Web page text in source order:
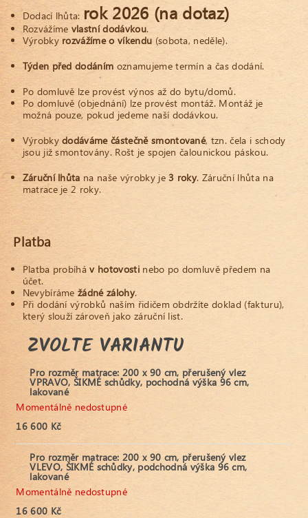
Dodací lhůta: rok 2026 (na dotaz)
Rozvážímevlastní dodávkou.
Výrobkyrozvážíme o víkendu (sobota, neděle).
Týden před dodáním oznamujeme termín a čas dodání.
Po domluvě lze provést výnos až do bytu/domů.
Po domluvě (objednání) lze provést montáž. Montáž je
možná pouze, pokud jedeme naší dodávkou.
Výrobkydodáváme částečně smontované, tzn. čela i schody
jsou již smontovány. Rošt je spojen čalounickou páskou.
Záruční lhůta na naše výrobky je3 roky. Záruční lhůta na
matrace je 2 roky.
Platba
Platba probíháv hotovostinebo po domluvě předem na
účet.
Nevybírámežádné zálohy.
Při dodání výrobků naším řidičem obdržíte doklad (fakturu),
který slouží zároveň jako záruční list.
ZVOLTE VARIANTU
Pro rozměr matrace: 200 x 90 cm, přerušený vlez
VPRAVO, ŠIKMÉ schůdky, pochodná výška 96 cm,
lakované
Momentálně nedostupné
16 600 Kč
Pro rozměr matrace: 200 x 90 cm, přerušený vlez
VLEVO, ŠIKMÉ schůdky, podchodná výška 96 cm,
lakované
Momentálně nedostupné
16 600 Kč